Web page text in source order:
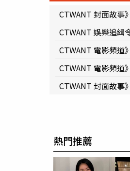
CTWANT 封面故
CTWANT 娛樂追緝
CTWANT 電影頻道
CTWANT 電影頻道
CTWANT 封面故
熱門推薦